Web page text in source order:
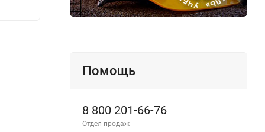
1 280₽ 1
Помощь
8 800 201-66-76
Отдел продаж